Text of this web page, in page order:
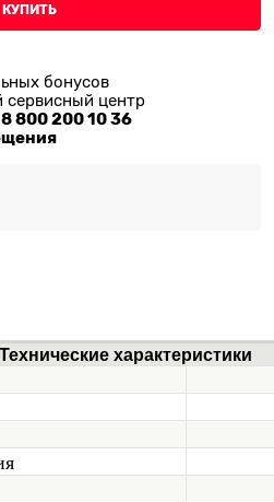
КУПИТЬ
бонусов
сервисный центр
8 800 200 10 36
Технические характеристики